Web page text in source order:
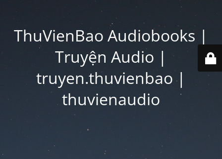
ThuVienBao Audiobooks |
Truyện Audio |
truyen.thuvienbao |
thuvienaudio